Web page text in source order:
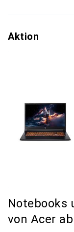
Aktion
Notebooks
von Acer